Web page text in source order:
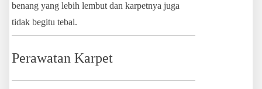
benang yang lebih lembut dan karpetnya juga
tidak begitu tebal.
Perawatan Karpet